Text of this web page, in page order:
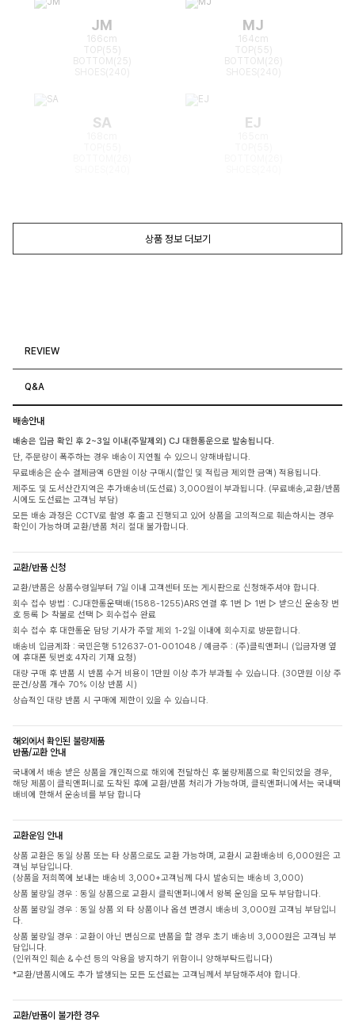
JM
166cm
TOP(55)
BOTTOM(25)
MJ
164cm
TOP(55)
BOTTOM(26)
SA EJ
상품 정보 더보기
REVIEW
Q&A
배송안내
배송은 입금 확인 후 2~3일 이내(주말제외) CJ 대한통운으로 발송됩니다.
단, 주문량이 폭주하는 경우 배송이 지연될 수 있으니 양해바랍니다.
무료배송은 순수 결제금액 6만원 이상 구매시(할인 및 적립금 제외한 금액) 적용됩니다.
제주도 및 도서산간지역은 추가배송비(도선료) 3,000원이 부과됩니다. (무료배송,교환/반품
시에도 도선료는 고객님 부담)
모든 배송 과정은 CCTV로 촬영 후 출고 진행되고 있어 상품을 고의적으로 훼손하시는 경우
확인이 가능하며 교환/반품 처리 절대 불가합니다.
교환/반품 신청
교환/반품은 상품수령일부터 7일 이내 고객센터 또는 게시판으로 신청해주셔야 합니다.
회수 접수 방법 : CJ대한통운택배(1588-1255)ARS 연결 후 1번 ▷ 1번 ▷ 받으신 운송장 번
호 등록 ▷ 착불로 선택 ▷ 회수접수 완료
회수 접수 후 대한통운 담당 기사가 주말 제외 1-2일 이내에 회수지로 방문합니다.
배송비 입금계좌 : 국민은행 512637-01-001048 / 예금주 : (주)클릭앤퍼니 (입금자명 옆
에 휴대폰 뒷번호 4자리 기재 요청)
대량 구매 후 반품 시 반품 수거 비용이 1만원 이상 추가 부과될 수 있습니다. (30만원 이상 주
문건/상품 개수 70% 이상 반품 시)
상습적인 대량 반품 시 구매에 제한이 있을 수 있습니다.
해외에서 확인된 불량제품
반품/교환 안내
국내에서 배송 받은 상품을 개인적으로 해외에 전달하신 후 불량제품으로 확인되었을 경우,
해당 제품이 클릭앤퍼니로 도착된 후에 교환/반품 처리가 가능하며, 클릭앤퍼니에서는 국내택
배비에 한해서 운송비를 부담 합니다
교환운임 안내
상품 교환은 동일 상품 또는 타 상품으로도 교환 가능하며, 교환시 교환배송비 6,000원은 고
객님 부담입니다.
(상품을 저희쪽에 보내는 배송비 3,000+고객님께 다시 발송되는 배송비 3,000)
상품 불량일 경우 : 동일 상품으로 교환시 클릭앤퍼니에서 왕복 운임을 모두 부담합니다.
상품 불량일 경우 : 동일 상품 외 타 상품이나 옵션 변경시 배송비 3,000원 고객님 부담입니
다.
상품 불량일 경우 : 교환이 아닌 변심으로 반품을 할 경우 초기 배송비 3,000원은 고객님 부
담입니다.
(인위적인 훼손 & 수선 등의 악용을 방지하기 위함이니 양해부탁드립니다)
*교환/반품시에도 추가 발생되는 모든 도선료는 고객님께서 부담해주셔야 합니다.
교환/반품이 불가한 경우